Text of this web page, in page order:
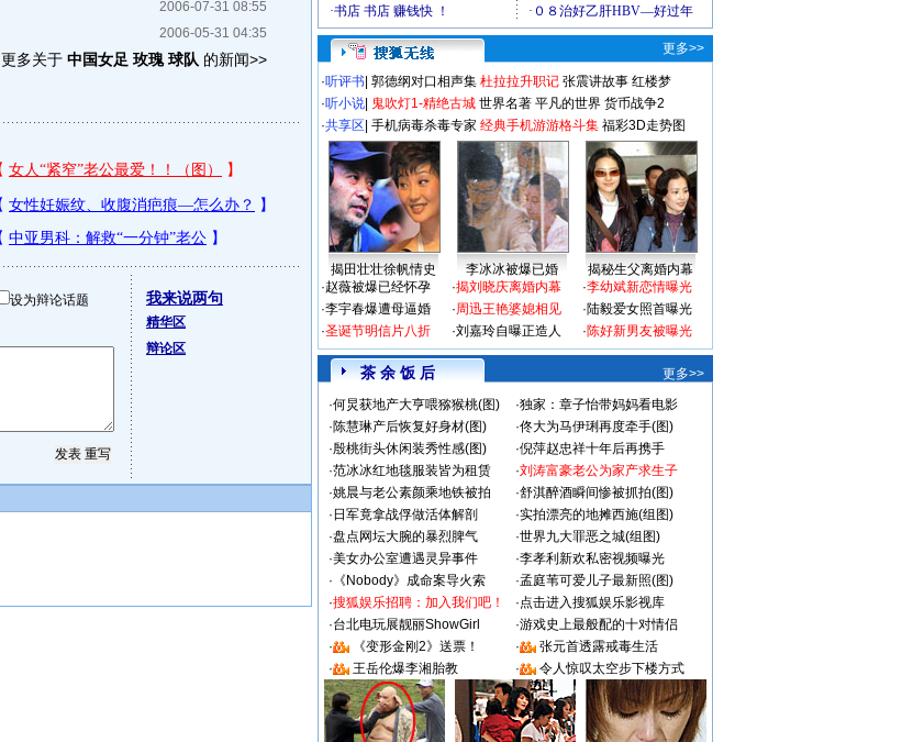
2006-07-31 08:55
2006-05-31 04:35
更多关于 中国女足 玫瑰 球队 的新闻>>
设为辩论话题 我来说两句
精华区
辩论区
更多>>
·听评书 郭德纲对口相声集 杜拉拉升职记 张震讲故事 红楼梦
·听小说 鬼吹灯1-精绝古城 世界名著 平凡的世界 货币战争2
·共享区 手机病毒杀毒专家 经典手机游游格斗集 福彩3D走势图
揭田壮壮徐帆情史 李冰冰被爆已婚
揭秘生父离婚内幕
·赵薇被爆已经怀孕
·李宇春爆遭母逼婚
·圣诞节明信片八折
·揭刘晓庆离婚内幕
·周迅王艳婆媳相见
·刘嘉玲自曝正造人
·李幼斌新恋情曝光
·陆毅爱女照首曝光
·陈好新男友被曝光
茶 余 饭 后
更多>>
·何炅获地产大亨喂猕猴桃(图) ·独家：章子怡带妈妈看电影
·陈慧琳产后恢复好身材(图) ·佟大为马伊琍再度牵手(图)
·殷桃街头休闲装秀性感(图) ·倪萍赵忠祥十年后再携手
·范冰冰红地毯服装皆为租赁 ·刘涛富豪老公为家产求生子
·姚晨与老公素颜乘地铁被拍 ·舒淇醉酒瞬间惨被抓拍(图)
· 日军竟拿战俘做活体解剖 ·实拍漂亮的地摊西施(组图)
·盘点网坛大腕的暴烈脾气 ·世界九大罪恶之城(组图)
·美女办公室遭遇灵异事件 ·李孝利新欢私密视频曝光
· 《Nobody》成命案导火索 ·孟庭苇可爱儿子最新照(图)
·搜狐娱乐招聘：加入我们吧！ ·点击进入搜狐娱乐影视库
·台北电玩展靓丽ShowGirl ·游戏史上最般配的十对情侣
·
《变形金刚2》送票！ ·
张元首透露戒毒生活
·
王岳伦爆李湘胎教 · 令人惊叹太空步下楼方式